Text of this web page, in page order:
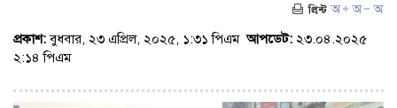
প্রকাশ:বুধবার, ২৩ এপ্রিল, ২০২৫, ১:৩১ পিএমআপডেট: ২৩.০৪.২০২৫
২:১৪ পিএম